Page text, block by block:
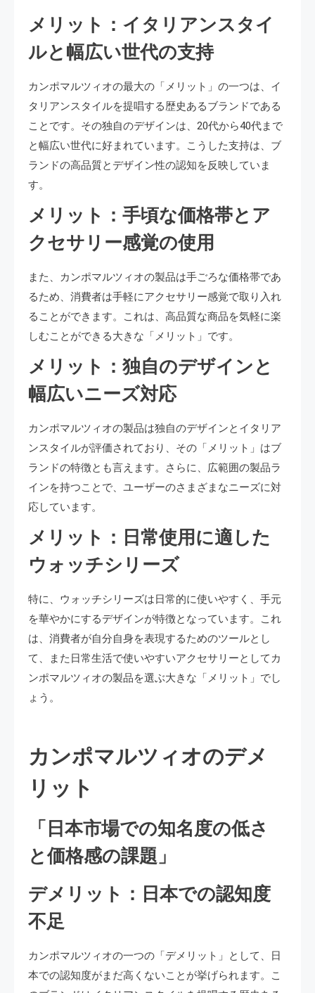
メリット：イタリアンスタイ
ルと幅広い世代の支持
カンポマルツィオの最大の「メリット」の一つは、イ
タリアンスタイルを提唱する歴史あるブランドである
ことです。その独自のデザインは、20代から40代まで
と幅広い世代に好まれています。こうした支持は、ブ
ランドの高品質とデザイン性の認知を反映していま
す。
メリット：手頃な価格帯とア
クセサリー感覚の使用
また、カンポマルツィオの製品は手ごろな価格帯であ
るため、消費者は手軽にアクセサリー感覚で取り入れ
ることができます。これは、高品質な商品を気軽に楽
しむことができる大きな「メリット」です。
メリット：独自のデザインと
幅広いニーズ対応
カンポマルツィオの製品は独自のデザインとイタリア
ンスタイルが評価されており、その「メリット」はブ
ランドの特徴とも言えます。さらに、広範囲の製品ラ
インを持つことで、ユーザーのさまざまなニーズに対
応しています。
メリット：日常使用に適した
ウォッチシリーズ
特に、ウォッチシリーズは日常的に使いやすく、手元
を華やかにするデザインが特徴となっています。これ
は、消費者が自分自身を表現するためのツールとし
て、また日常生活で使いやすいアクセサリーとしてカ
ンポマルツィオの製品を選ぶ大きな「メリット」でし
ょう。
カンポマルツィオのデメ
リット
「日本市場での知名度の低さ
と価格感の課題」
デメリット：日本での認知度
不足
カンポマルツィオの一つの「デメリット」として、日
本での認知度がまだ高くないことが挙げられます。こ